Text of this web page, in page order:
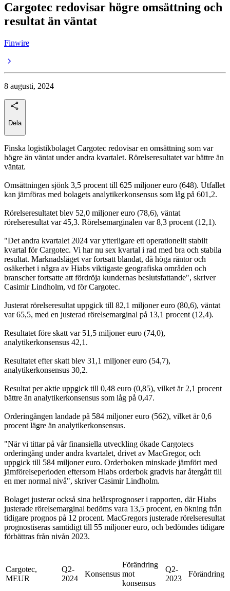
Cargotec redovisar högre omsättning och
resultat än väntat
Finwire
8 augusti, 2024
Dela
Finska logistikbolaget Cargotec redovisar en omsättning som var
högre än väntat under andra kvartalet. Rörelseresultatet var bättre än
väntat.
Omsättningen sjönk 3,5 procent till 625 miljoner euro (648). Utfallet
kan jämföras med bolagets analytikerkonsensus som låg på 601,2.
Rörelseresultatet blev 52,0 miljoner euro (78,6), väntat
rörelseresultat var 45,3. Rörelsemarginalen var 8,3 procent (12,1).
"Det andra kvartalet 2024 var ytterligare ett operationellt stabilt
kvartal för Cargotec. Vi har nu sex kvartal i rad med bra och stabila
resultat. Marknadsläget var fortsatt blandat, då höga räntor och
osäkerhet i några av Hiabs viktigaste geografiska områden och
branscher fortsatte att fördröja kundernas beslutsfattande", skriver
Casimir Lindholm, vd för Cargotec.
Justerat rörelseresultat uppgick till 82,1 miljoner euro (80,6), väntat
var 65,5, med en justerad rörelsemarginal på 13,1 procent (12,4).
Resultatet före skatt var 51,5 miljoner euro (74,0),
analytikerkonsensus 42,1.
Resultatet efter skatt blev 31,1 miljoner euro (54,7),
analytikerkonsensus 30,2.
Resultat per aktie uppgick till 0,48 euro (0,85), vilket är 2,1 procent
bättre än analytikerkonsensus som låg på 0,47.
Orderingången landade på 584 miljoner euro (562), vilket är 0,6
procent lägre än analytikerkonsensus.
"När vi tittar på vår finansiella utveckling ökade Cargotecs
orderingång under andra kvartalet, drivet av MacGregor, och
uppgick till 584 miljoner euro. Orderboken minskade jämfört med
jämförelseperioden eftersom Hiabs orderbok gradvis har återgått till
en mer normal nivå", skriver Casimir Lindholm.
Bolaget justerar också sina helårsprognoser i rapporten, där Hiabs
justerade rörelsemarginal bedöms vara 13,5 procent, en ökning från
tidigare prognos på 12 procent. MacGregors justerade rörelseresultat
prognostiseras samtidigt till 55 miljoner euro, och bedömdes tidigare
förbättras från nivån 2023.
Cargotec,
MEUR
Q2-
2024
Konsensus
Förändring
mot
konsensus
Q2-
2023
Förändring